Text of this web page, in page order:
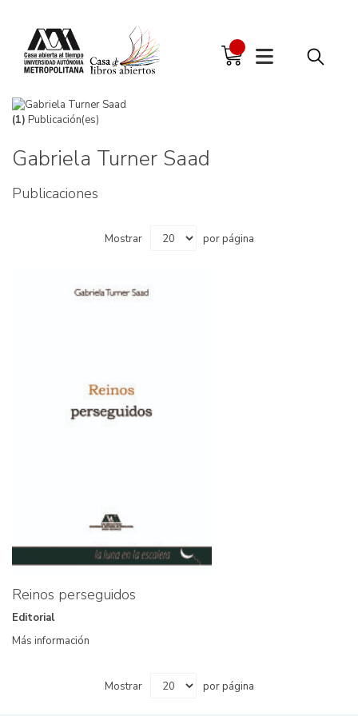
(1) Publicación(es)
Gabriela Turner Saad
Publicaciones
Mostrar por página
Reinos perseguidos
Editorial
Más información
Mostrar por página